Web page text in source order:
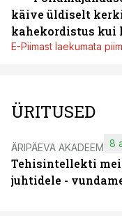
käive üldiselt
kahekordistus kui
E-Piimast laekumata
ÜRITUSED
ÄRIPÄEVA AKADEEMIA
Tehisintellekti
juhtidele -
8